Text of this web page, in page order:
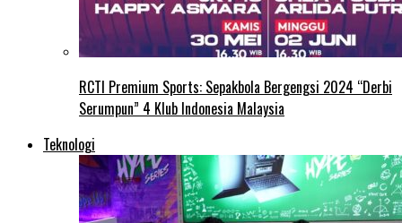
RCTI Premium Sports: Sepakbola Bergengsi 2024 “Derbi
Serumpun” 4 Klub Indonesia Malaysia
Teknologi